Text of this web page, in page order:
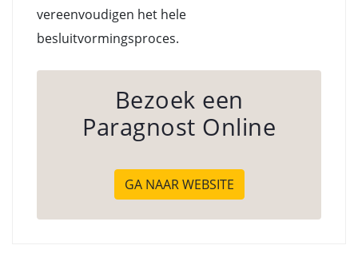
vereenvoudigen het hele
besluitvormingsproces.
Bezoek een
Paragnost Online
GA NAAR WEBSITE